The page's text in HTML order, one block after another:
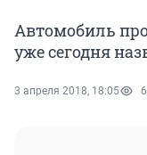
Автомобиль
уже сегодня
3 апреля 2018, 18:05